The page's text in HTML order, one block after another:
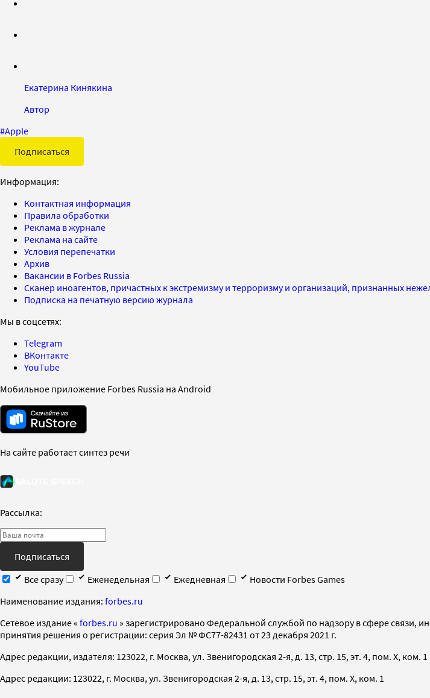
Екатерина Кинякина
Автор
#Apple
Подписаться
Информация:
Контактная информация
Правила обработки
Реклама в журнале
Реклама на сайте
Условия перепечатки
Архив
Вакансии в Forbes Russia
Сканер иноагентов, причастных к экстремизму и терроризму и организаций, признанных
Подписка на печатную версию журнала
Мы в соцсетях:
Telegram
ВКонтакте
YouTube
Мобильное приложение Forbes Russia на Android
На сайте работает синтез речи
Рассылка:
Подписаться
Все сразу
Еженедельная Ежедневная
Новости Forbes Games
Наименование издания: forbes.ru
Cетевое издание « forbes.ru » зарегистрировано Федеральной службой по надзору в сфере
принятия решения о регистрации: серия Эл № ФС77-82431 от 23 декабря 2021 г.
Адрес редакции, издателя: 123022, г. Москва, ул. Звенигородская 2-я, д. 13, стр. 15, эт. 4, пом. X, ком. 1
Адрес редакции: 123022, г. Москва, ул. Звенигородская 2-я, д. 13, стр. 15, эт. 4, пом. X, ком. 1